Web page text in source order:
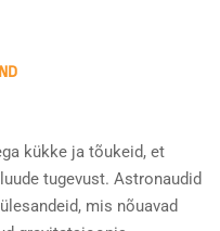
kükke ja tõukeid, et
tugevust. Astronaudid
mis nõuavad